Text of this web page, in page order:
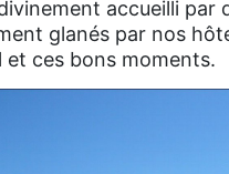
accueilli par
glanés par nos
et ces bons moments.